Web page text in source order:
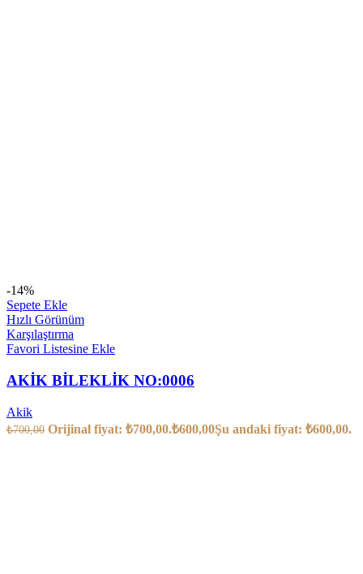
-14%
Sepete Ekle
Hızlı Görünüm
Karşılaştırma
Favori Listesine Ekle
AKİK BİLEKLİK NO:0006
Akik
₺700,00 Orijinal fiyat: ₺700,00.₺600,00Şu andaki fiyat: ₺600,00.